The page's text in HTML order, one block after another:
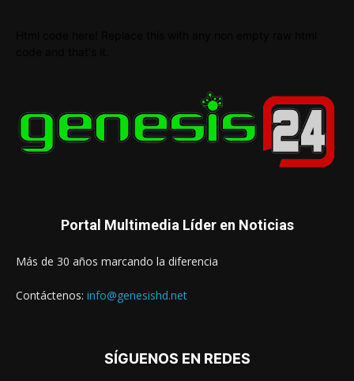
Portal Multimedia Líder en Noticias
Más de 30 años marcando la diferencia
Contáctenos: info@genesishd.net
SÍGUENOS EN REDES